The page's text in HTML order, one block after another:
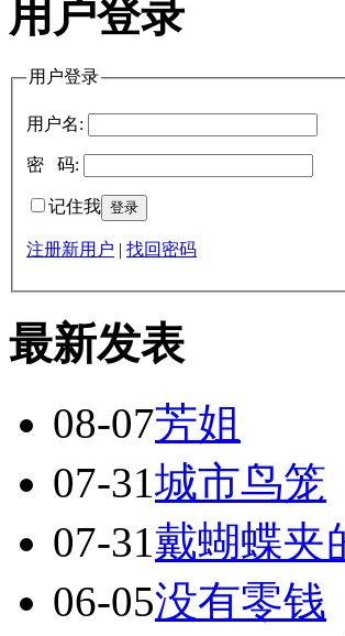
用户登录
用户登录
用户名:
密 码:
记住我
注册新用户 | 找回密码
最新发表
08-07芳姐
07-31城市鸟笼
07-31戴蝴蝶夹
06-05没有零钱